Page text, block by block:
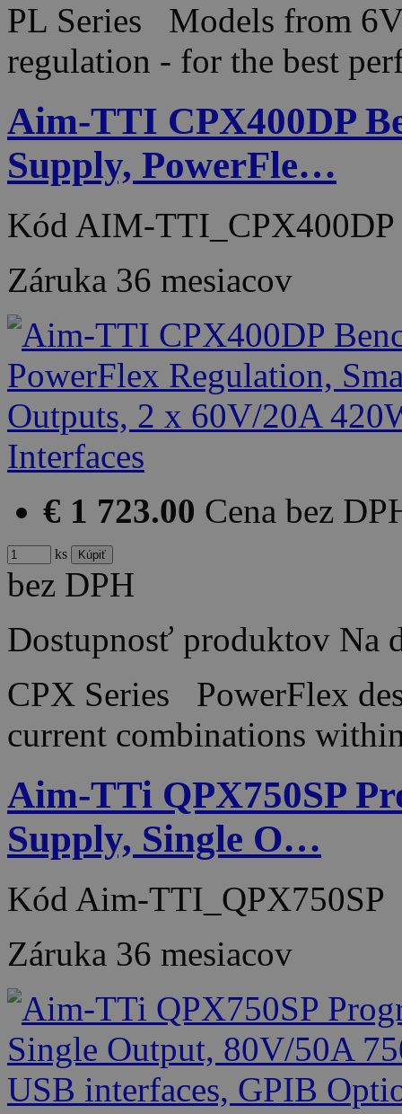
PL Series Models from
regulation - for the best
Aim-TTI CPX400DP
Supply, PowerFle…
Kód AIM-TTI_CPX400DP
Záruka 36 mesiacov
€ 1 723.00 Cena bez
ks
bez DPH
Dostupnosť produktov Na
CPX Series PowerFlex
current combinations
Aim-TTi QPX750SP
Supply, Single O…
Kód Aim-TTI_QPX750SP
Záruka 36 mesiacov